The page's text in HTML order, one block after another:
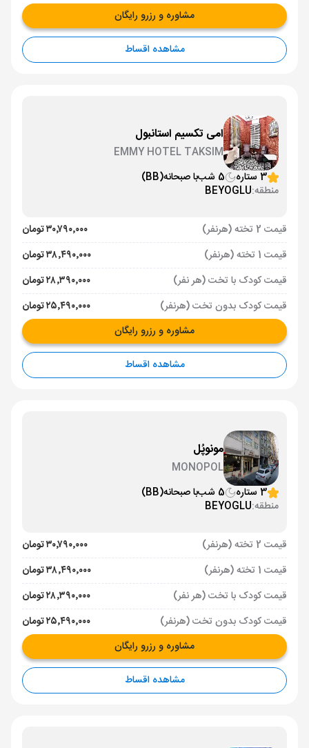
مشاوره و رزرو رایگان
مشاهده اقساط
امی تکسیم استانبول
EMMY HOTEL TAKSIM
3 ستاره
5 شب با صبحانه(BB)
منطقه:BEYOGLU
قیمت 2 تخته (هرنفر)
۳۰٬۷۹۰٬۰۰۰ تومان
قیمت 1 تخته (هرنفر)
۳۸٬۴۹۰٬۰۰۰ تومان
قیمت کودک با تخت (هر نفر)
۲۸٬۳۹۰٬۰۰۰ تومان
قیمت کودک بدون تخت (هرنفر)
۲۵٬۴۹۰٬۰۰۰ تومان
مشاوره و رزرو رایگان
مشاهده اقساط
مونوپُل
MONOPOL
3 ستاره
5 شب با صبحانه(BB)
منطقه:BEYOGLU
قیمت 2 تخته (هرنفر)
۳۰٬۷۹۰٬۰۰۰ تومان
قیمت 1 تخته (هرنفر)
۳۸٬۴۹۰٬۰۰۰ تومان
قیمت کودک با تخت (هر نفر)
۲۸٬۳۹۰٬۰۰۰ تومان
قیمت کودک بدون تخت (هرنفر)
۲۵٬۴۹۰٬۰۰۰ تومان
مشاوره و رزرو رایگان
مشاهده اقساط